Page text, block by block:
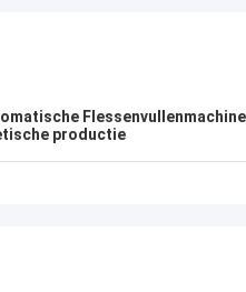
Flessenvullenmachine
productie